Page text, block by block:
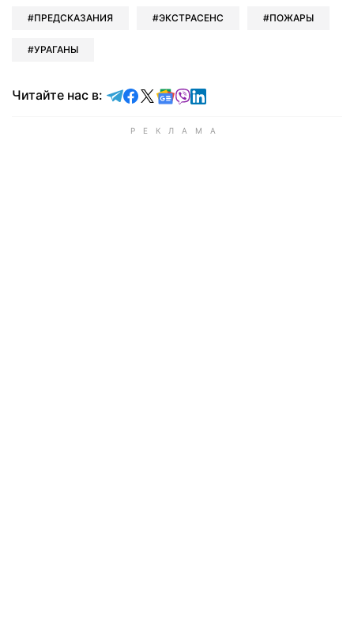
ПРЕДСКАЗАНИЯ ЭКСТРАСЕНС ПОЖАРЫ
УРАГАНЫ
Читайте нас в: Читайте в Telegram
Читайте в Facebook
Читайте в X
Читайте в Google news
Читайте в Viber
Читайте в LinkedIn